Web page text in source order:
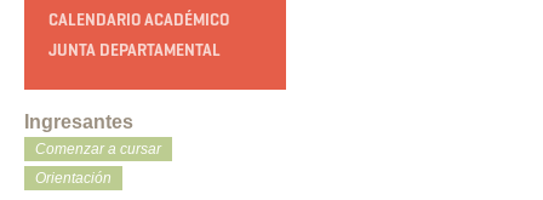
CALENDARIO ACADÉMICO
JUNTA DEPARTAMENTAL
Ingresantes
Comenzar a cursar
Orientación